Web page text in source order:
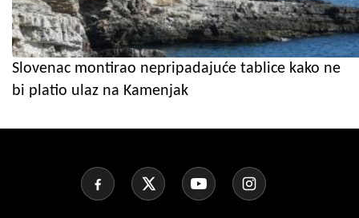
Slovenac montirao nepripadajuće tablice kako ne
bi platio ulaz na Kamenjak